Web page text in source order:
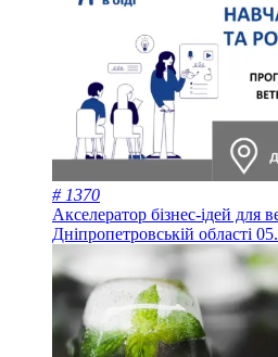
# 1370
Акселератор бізнес-ідей для
Дніпропетровській області